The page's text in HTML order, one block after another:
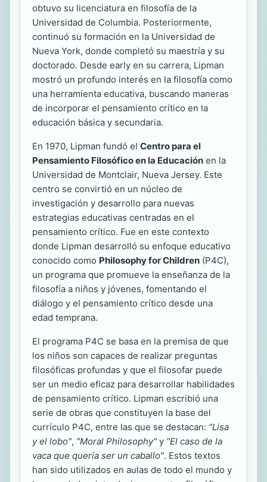
obtuvo su licenciatura en filosofía de la
Universidad de Columbia. Posteriormente,
continuó su formación en la Universidad de
Nueva York, donde completó su maestría y su
doctorado. Desde early en su carrera, Lipman
mostró un profundo interés en la filosofía como
una herramienta educativa, buscando maneras
de incorporar el pensamiento crítico en la
educación básica y secundaria.
En 1970, Lipman fundó el Centro para el
Pensamiento Filosófico en la Educación en la
Universidad de Montclair, Nueva Jersey. Este
centro se convirtió en un núcleo de
investigación y desarrollo para nuevas
estrategias educativas centradas en el
pensamiento crítico. Fue en este contexto
donde Lipman desarrolló su enfoque educativo
conocido como Philosophy for Children (P4C),
un programa que promueve la enseñanza de la
filosofía a niños y jóvenes, fomentando el
diálogo y el pensamiento crítico desde una
edad temprana.
El programa P4C se basa en la premisa de que
los niños son capaces de realizar preguntas
filosóficas profundas y que el filosofar puede
ser un medio eficaz para desarrollar habilidades
de pensamiento crítico. Lipman escribió una
serie de obras que constituyen la base del
currículo P4C, entre las que se destacan: "Lisa
y el lobo", "Moral Philosophy" y "El caso de la
vaca que quería ser un caballo". Estos textos
han sido utilizados en aulas de todo el mundo y